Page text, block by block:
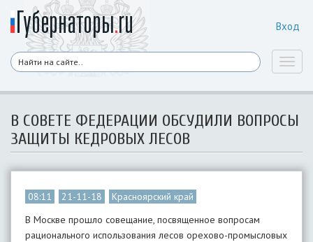
Вход
В СОВЕТЕ ФЕДЕРАЦИИ ОБСУДИЛИ ВОПРОСЫ
ЗАЩИТЫ КЕДРОВЫХ ЛЕСОВ
08:11 21-11-18
Красноярский край
В Москве прошло совещание, посвященное вопросам
рационального использования лесов орехово-промысловых